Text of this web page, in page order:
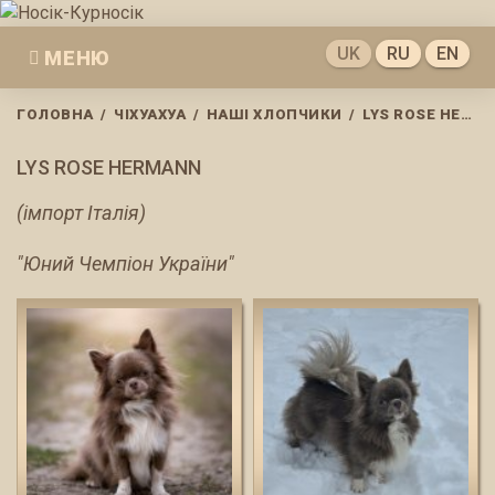
Skip
contentМЕНЮ UK RU EN
ГОЛОВНА / ЧІХУАХУА / НАШІ ХЛОПЧИКИ / LYS ROSE HERMANN
LYS ROSE HERMANN
(імпорт Італія)
"Юний Чемпіон України"